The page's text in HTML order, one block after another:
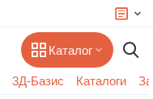
Каталог
3Д-Базис Каталоги